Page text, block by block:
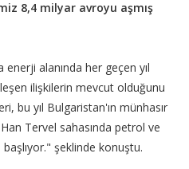
8,4 milyar avroyu aşmış
alanında her geçen yıl
ilişkilerin mevcut olduğunu
bu yıl Bulgaristan'ın münhasır
Tervel sahasında petrol ve
şeklinde konuştu.